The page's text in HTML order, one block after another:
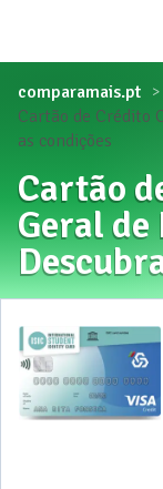
comparamais.pt
Cartão de Crédito
as condições
Cartão
Geral de